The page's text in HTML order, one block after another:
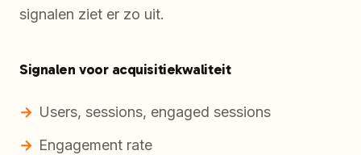
signalen ziet er zo uit.
Signalen voor acquisitiekwaliteit
Users, sessions, engaged sessions
Engagement rate